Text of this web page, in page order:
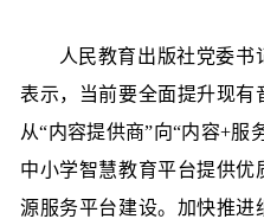
人民教育出版社党委书
表示，当前要全面提升现
从“内容提供商”向“内容+服
中小学智慧教育平台提供
源服务平台建设。加快推进